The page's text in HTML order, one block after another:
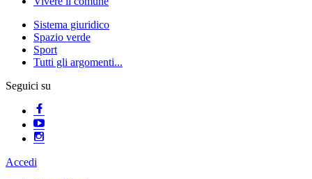
Sistema giuridico
Spazio verde
Sport
Tutti gli argomenti...
Seguici su
Accedi